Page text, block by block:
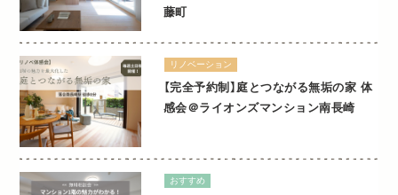
藤町
リノベーション
【完全予約制】庭とつながる無垢の家 体
感会＠ライオンズマンション南長崎
おすすめ